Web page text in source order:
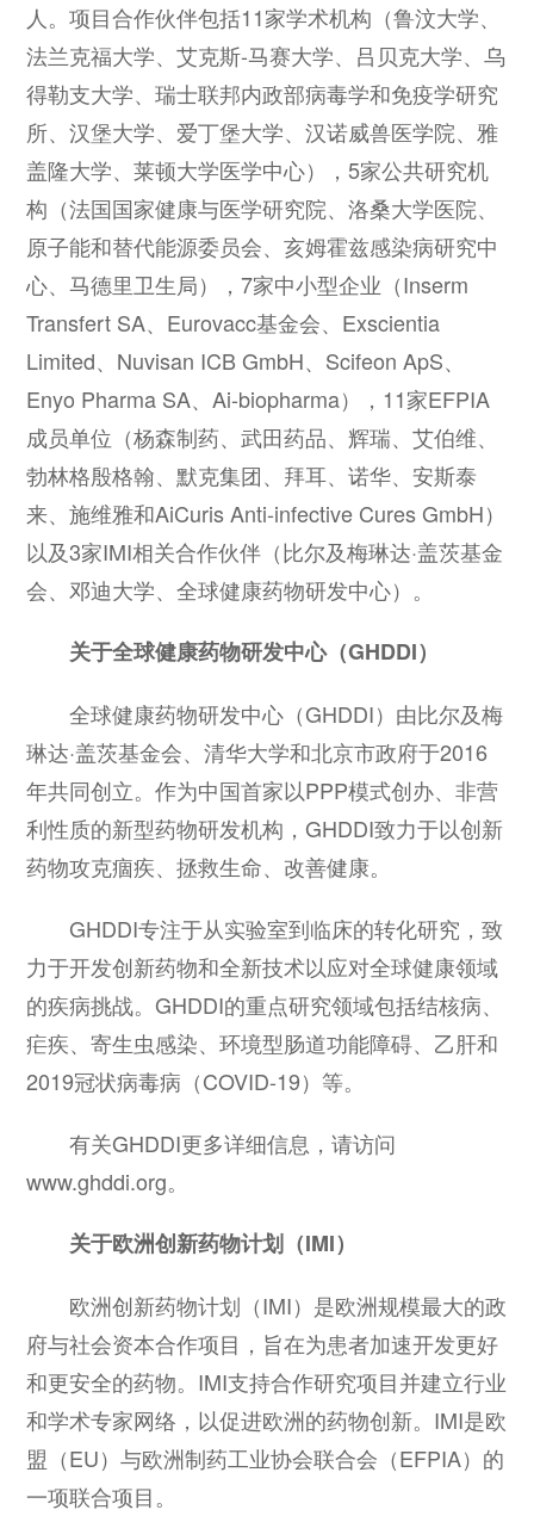
人。项目合作伙伴包括11家学术机构（鲁汶大学、
法兰克福大学、艾克斯-马赛大学、吕贝克大学、乌
得勒支大学、瑞士联邦内政部病毒学和免疫学研究
所、汉堡大学、爱丁堡大学、汉诺威兽医学院、雅
盖隆大学、莱顿大学医学中心），5家公共研究机
构（法国国家健康与医学研究院、洛桑大学医院、
原子能和替代能源委员会、亥姆霍兹感染病研究中
心、马德里卫生局），7家中小型企业（Inserm
Transfert SA、Eurovacc基金会、Exscientia
Limited、Nuvisan ICB GmbH、Scifeon ApS、
Enyo Pharma SA、Ai-biopharma），11家EFPIA
成员单位（杨森制药、武田药品、辉瑞、艾伯维、
勃林格殷格翰、默克集团、拜耳、诺华、安斯泰
来、施维雅和AiCuris Anti-infective Cures GmbH）
以及3家IMI相关合作伙伴（比尔及梅琳达·盖茨基金
会、邓迪大学、全球健康药物研发中心）。
关于全球健康药物研发中心（GHDDI）
全球健康药物研发中心（GHDDI）由比尔及梅
琳达·盖茨基金会、清华大学和北京市政府于2016
年共同创立。作为中国首家以PPP模式创办、非营
利性质的新型药物研发机构，GHDDI致力于以创新
药物攻克痼疾、拯救生命、改善健康。
GHDDI专注于从实验室到临床的转化研究，致
力于开发创新药物和全新技术以应对全球健康领域
的疾病挑战。GHDDI的重点研究领域包括结核病、
疟疾、寄生虫感染、环境型肠道功能障碍、乙肝和
2019冠状病毒病（COVID-19）等。
有关GHDDI更多详细信息，请访问
www.ghddi.org。
关于欧洲创新药物计划（IMI）
欧洲创新药物计划（IMI）是欧洲规模最大的政
府与社会资本合作项目，旨在为患者加速开发更好
和更安全的药物。IMI支持合作研究项目并建立行业
和学术专家网络，以促进欧洲的药物创新。IMI是欧
盟（EU）与欧洲制药工业协会联合会（EFPIA）的
一项联合项目。